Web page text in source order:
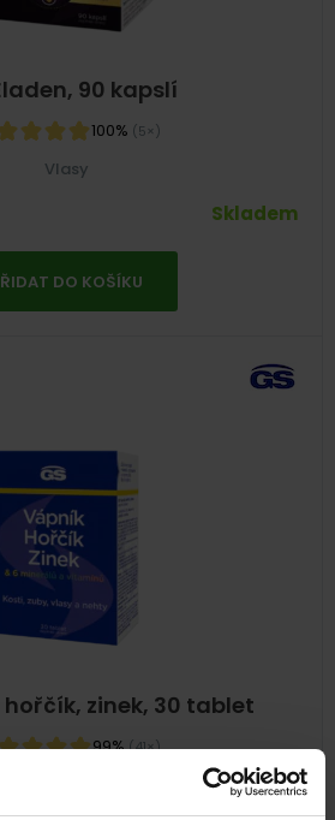
90 kapslí
100% (5×)
Vlasy
Skladem
DO KOŠÍKU
hořčík, zinek, 30 tablet
99%(41×)